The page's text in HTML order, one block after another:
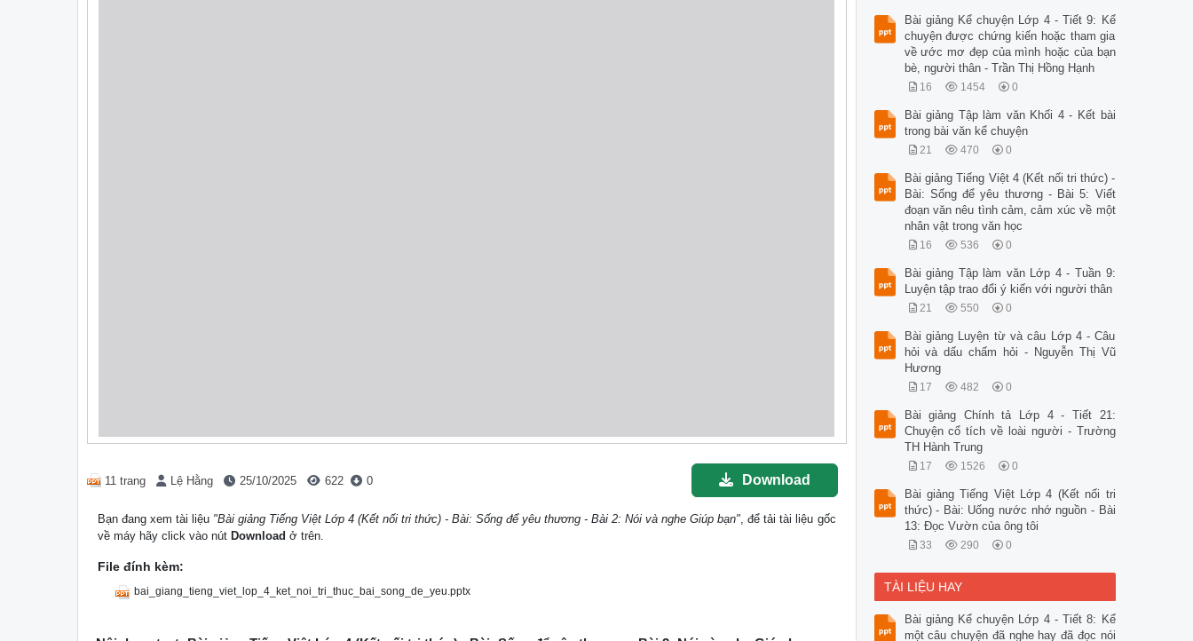
11 trang Lệ Hằng 25/10/2025 622 0 Download
Bạn đang xem tài liệu "Bài giảng Tiếng Việt Lớp 4 (Kết nối tri thức) - Bài: Sống để yêu thương - Bài 2: Nói và nghe Giúp bạn", để tải tài liệu gốc
về máy hãy click vào nút Download ở trên.
File đính kèm:
bai_giang_tieng_viet_lop_4_ket_noi_tri_thuc_bai_song_de_yeu.pptx
Bài giảng Kể chuyện Lớp 4 - Tiết 9: Kể
chuyện được chứng kiến hoặc tham gia
về ước mơ đẹp của mình hoặc của bạn
bè, người thân - Trần Thị Hồng Hạnh
16 1454 0
Bài giảng Tập làm văn Khối 4 - Kết bài
trong bài văn kể chuyện
21 470 0
Bài giảng Tiếng Việt 4 (Kết nối tri thức) -
Bài: Sống để yêu thương - Bài 5: Viết
đoạn văn nêu tình cảm, cảm xúc về một
nhân vật trong văn học
16 536 0
Bài giảng Tập làm văn Lớp 4 - Tuần 9:
Luyện tập trao đổi ý kiến với người thân
21 550 0
Bài giảng Luyện từ và câu Lớp 4 - Câu
hỏi và dấu chấm hỏi - Nguyễn Thị Vũ
Hương
17 482 0
Bài giảng Chính tả Lớp 4 - Tiết 21:
Chuyện cổ tích về loài người - Trường
TH Hành Trung
17 1526 0
Bài giảng Tiếng Việt Lớp 4 (Kết nối tri
thức) - Bài: Uống nước nhớ nguồn - Bài
13: Đọc Vườn của ông tôi
33 290 0
TÀI LIỆU HAY
Bài giảng Kể chuyện Lớp 4 - Tiết 8: Kể
một câu chuyện đã nghe hay đã đọc nói